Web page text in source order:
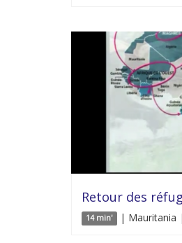
Retour des
14 min' | Mauritania